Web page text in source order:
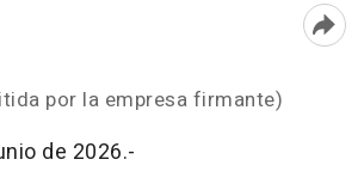
por la empresa firmante)
de 2026.-